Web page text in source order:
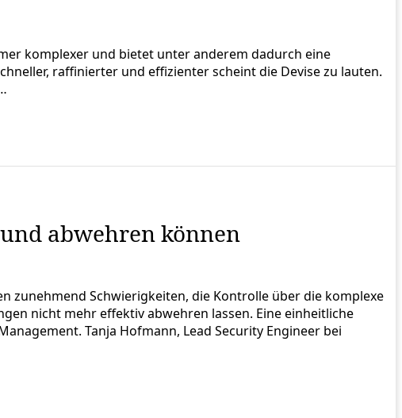
komplexer und bietet unter anderem dadurch eine
raffinierter und effizienter scheint die Devise zu lauten.
abwehren können
zunehmend Schwierigkeiten, die Kontrolle über die komplexe
nicht mehr effektiv abwehren lassen. Eine einheitliche
Tanja Hofmann, Lead Security Engineer bei